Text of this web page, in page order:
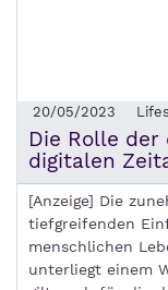
20/05/2023
Die Rolle
digitalen
[Anzeige] Die
tiefgreifenden
menschlichen
unterliegt einem